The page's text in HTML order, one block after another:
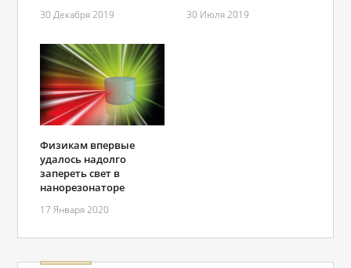
30 Декабря 2019 30 Июля 2019
Физикам впервые
удалось надолго
запереть свет в
нанорезонаторе
17 Января 2020